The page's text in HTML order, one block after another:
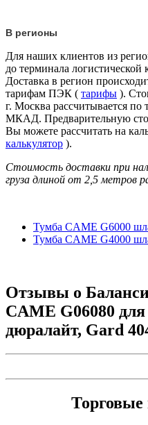
В регионы
Для наших клиентов из
до терминала
Доставка в регион
тарифам ПЭК ( тарифы ).
г. Москва рассчитывается по
МКАД. Предварительную
Вы можете рассчитать на
калькулятор ).
Стоимость доставки при
груза длиной от 2,5 метров
Тумба CAME G6000
Тумба CAME G4000
Отзывы о
CAME G06080
дюралайт, Gard
Торговые